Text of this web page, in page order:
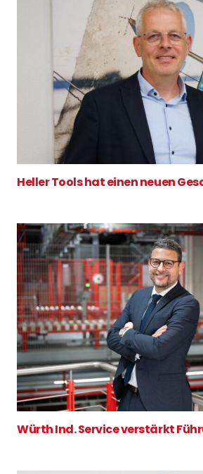
Heller Tools hat einen neuen
Würth Ind. Service verstärkt